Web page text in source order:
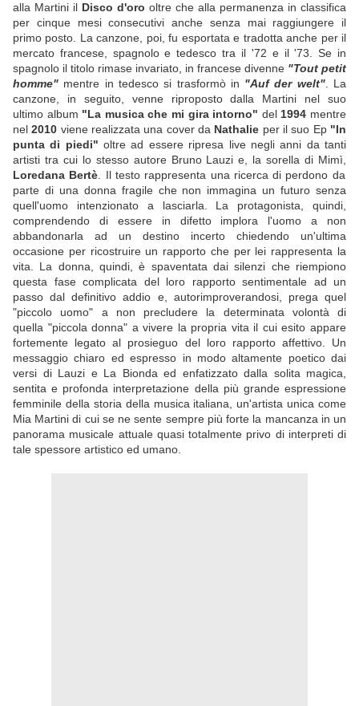
alla Martini il Disco d'oro oltre che alla permanenza in classifica
per cinque mesi consecutivi anche senza mai raggiungere il
primo posto. La canzone, poi, fu esportata e tradotta anche per il
mercato francese, spagnolo e tedesco tra il '72 e il '73. Se in
spagnolo il titolo rimase invariato, in francese divenne "Tout petit
homme" mentre in tedesco si trasformò in "Auf der welt". La
canzone, in seguito, venne riproposto dalla Martini nel suo
ultimo album "La musica che mi gira intorno" del 1994 mentre
nel2010 viene realizzata una cover da Nathalie per il suo Ep "In
punta di piedi"oltre ad essere ripresa live negli anni da tanti
artisti tra cui lo stesso autore Bruno Lauzi e, la sorella di Mimì,
Loredana Bertè . Il testo rappresenta una ricerca di perdono da
parte di una donna fragile che non immagina un futuro senza
quell'uomo intenzionato a lasciarla. La protagonista, quindi,
comprendendo di essere in difetto implora l'uomo a non
abbandonarla ad un destino incerto chiedendo un'ultima
occasione per ricostruire un rapporto che per lei rappresenta la
vita. La donna, quindi, è spaventata dai silenzi che riempiono
questa fase complicata del loro rapporto sentimentale ad un
passo dal definitivo addio e, autorimproverandosi, prega quel
"piccolo uomo" a non precludere la determinata volontà di
quella "piccola donna" a vivere la propria vita il cui esito appare
fortemente legato al prosieguo del loro rapporto affettivo. Un
messaggio chiaro ed espresso in modo altamente poetico dai
versi di Lauzi e La Bionda ed enfatizzato dalla solita magica,
sentita e profonda interpretazione della più grande espressione
femminile della storia della musica italiana, un'artista unica come
Mia Martini di cui se ne sente sempre più forte la mancanza in un
panorama musicale attuale quasi totalmente privo di interpreti di
tale spessore artistico ed umano.